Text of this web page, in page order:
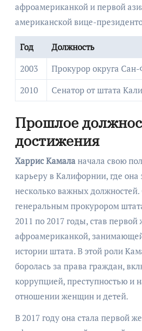
афроамериканкой и первой
американской вице-
Год
Должность
2003
Прокурор округа
2010
Сенатор от штата
Прошлое
достижения
Харрис Камаланачала свою
карьеру в Калифорнии, где она
несколько важных
генеральным прокурором
2011 по 2017 годы, став
афроамериканкой,
истории штата. В этой роли
боролась за права граждан,
коррупцией, преступностью и
отношении женщин и детей.
В 2017 году она стала первой